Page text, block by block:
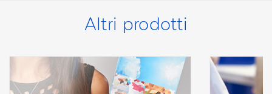
Altri prodotti